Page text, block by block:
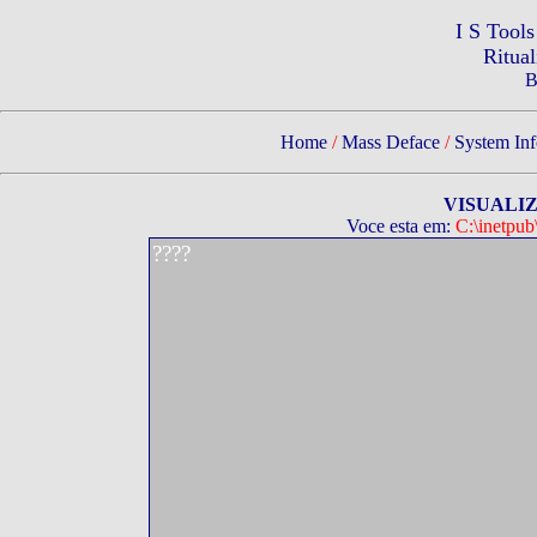
I S
Home / Mass Deface / System
Voce esta em: